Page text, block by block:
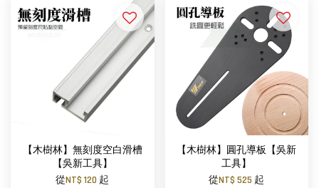
【木樹林】無刻度空白滑槽
【吳新工具】
從NT$ 120 起
【木樹林】圓孔導板【吳新
工具】
從NT$ 525 起